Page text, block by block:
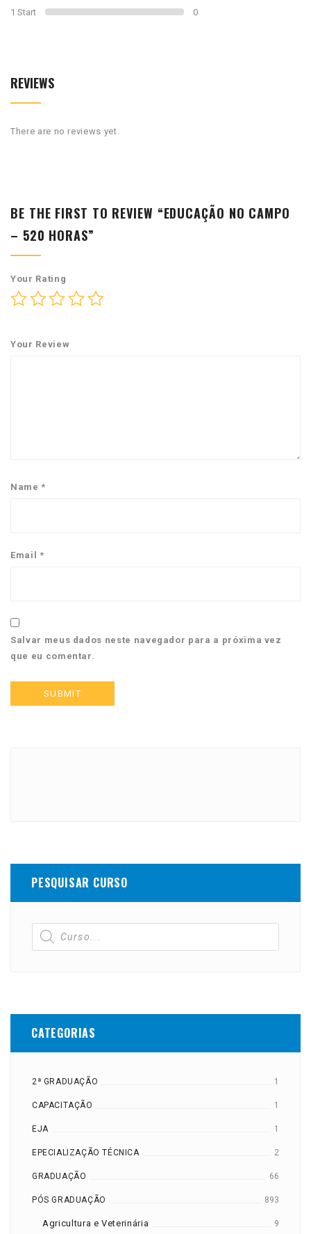
1 Start 0
REVIEWS
There are no reviews yet.
BE THE FIRST TO REVIEW “EDUCAÇÃO NO CAMPO
– 520 HORAS”
Your Rating
Your Review
Name*
Email *
Salvar meus dados neste navegador para a próxima vez
que eu comentar.
PESQUISAR CURSO
CATEGORIAS
2ª GRADUAÇÃO 1
CAPACITAÇÃO 1
EJA 1
EPECIALIZAÇÃO TÉCNICA 2
GRADUAÇÃO 66
PÓS GRADUAÇÃO 893
Agricultura e Veterinária 9